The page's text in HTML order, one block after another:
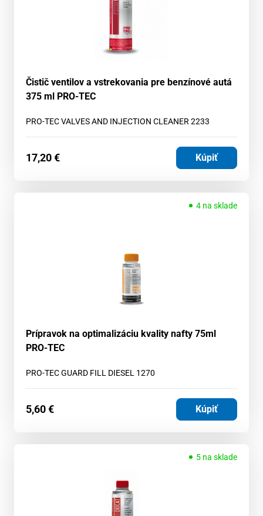
Čistič ventilov a vstrekovania pre benzínové autá
375 ml PRO-TEC
PRO-TEC VALVES AND INJECTION CLEANER 2233
17,20€ Kúpiť
4 na sklade
Prípravok na optimalizáciu kvality nafty 75ml
PRO-TEC
PRO-TEC GUARD FILL DIESEL 1270
5,60€ Kúpiť
5 na sklade